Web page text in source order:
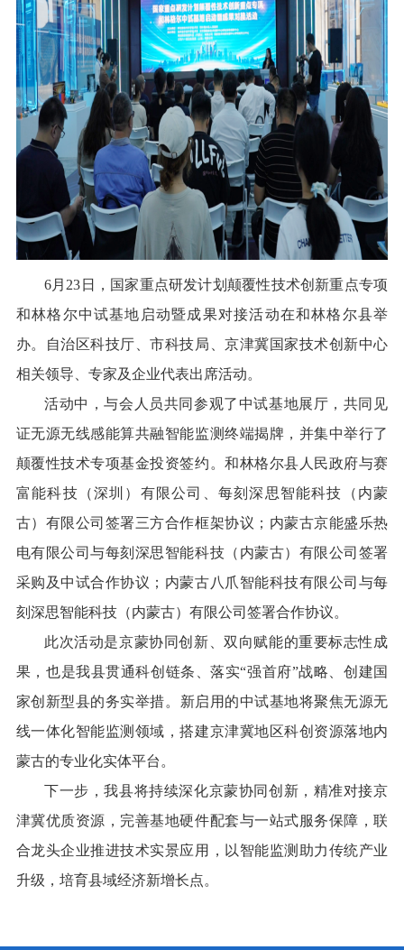
6月23日，国家重点研发计划颠覆性技术创新重点专项
和林格尔中试基地启动暨成果对接活动在和林格尔县举
办。
自治区科技厅、市科技局、京津冀国家技术创新中心
相关领导、专家及企业代表出席活动。
活动中，与会人员共同参观了中试基地展厅，共同见
证无源无线感能算共融智能监测终端揭牌，并集中举行了
颠覆性技术专项基金投资签约。和林格尔县人民政府与赛
富能科技（深圳）有限公司、每刻深思智能科技（内蒙
古）有限公司签署三方合作框架协议；内蒙古京能盛乐热
电有限公司与每刻深思智能科技（内蒙古）有限公司签署
采购及中试合作协议；内蒙古八爪智能科技有限公司与每
刻深思智能科技（内蒙古）有限公司签署合作协议。
此次活动是京蒙协同创新、双向赋能的重要标志性成
果，也是我县贯通科创链条、落实“强首府”战略 、创建国
家创新型县的务实举措。 新启用的中试基地将聚焦无源无
线一体化智能监测领域，搭建京津冀地区科创资源落地内
蒙古的专业化实体平台。
下一步，我县将持续深化京蒙协同创新，精准对接京
津冀优质资源，完善基地硬件配套与一站式服务保障，联
合龙头企业推进技术实景应用，以智能监测助力传统产业
升级，培育县域经济新增长点。